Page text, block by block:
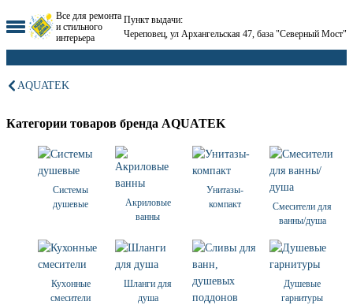
Все для ремонта
и стильного
интерьера
Пункт выдачи:
Череповец, ул Архангельская 47, база "Северный Мост"
AQUATEK
Категории товаров бренда AQUATEK
Системы
душевые
Акриловые
ванны
Унитазы-
компакт
Смесители для
ванны/душа
Кухонные
смесители
Шланги для
душа
Душевые
гарнитуры